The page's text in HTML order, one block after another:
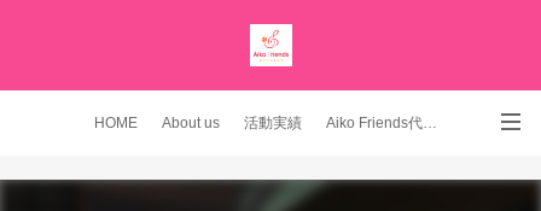
HOME About us 活動実績 Aiko Friends代表 YouTubeチャンネル
Instagram